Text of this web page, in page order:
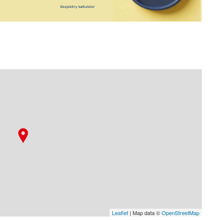
Leaflet| Map data ©OpenStreetMap